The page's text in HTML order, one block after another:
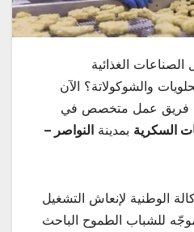
الغذائية
والشوكولاتة؟ الآن
فريق عمل متخصص في
السكرية بمدينة النواصر –
الوطنية لإنعاش التشغيل
للشباب الطموح الباحث